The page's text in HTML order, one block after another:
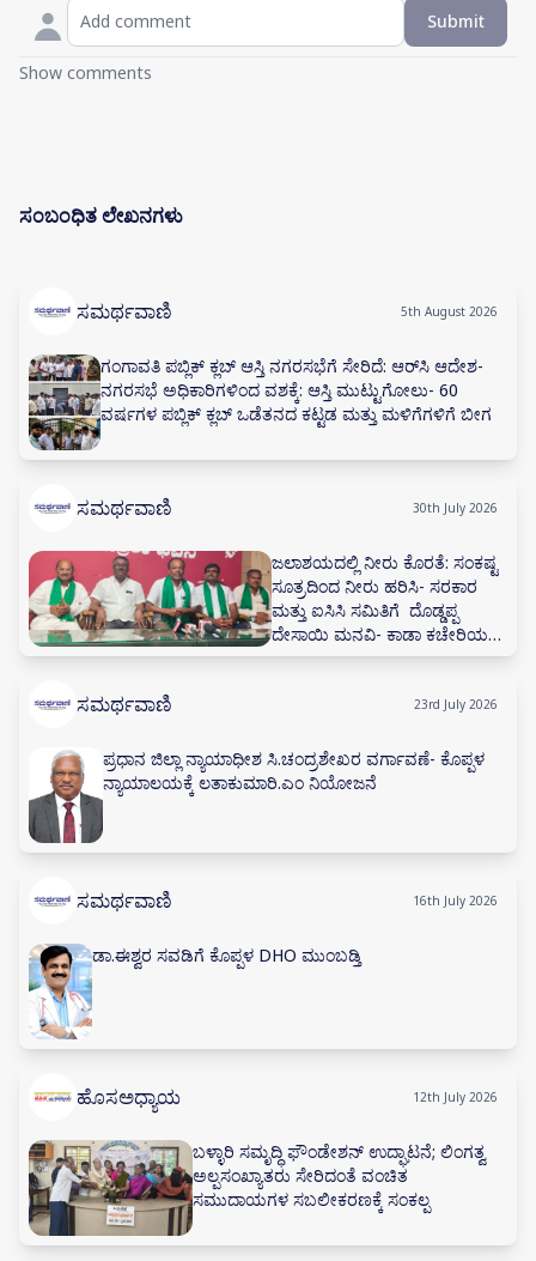
Submit
Show comments
ಸಂಬಂಧಿತ ಲೇಖನಗಳು
ಸಮರ್ಥವಾಣಿ 5th August 2026
ಗಂಗಾವತಿ ಪಬ್ಲಿಕ್ ಕ್ಲಬ್ ಆಸ್ತಿ ನಗರಸಭೆಗೆ ಸೇರಿದೆ: ಆರ್‌ಸಿ ಆದೇಶ-
ನಗರಸಭೆ ಅಧಿಕಾರಿಗಳಿಂದ ವಶಕ್ಕೆ: ಆಸ್ತಿ ಮುಟ್ಟುಗೋಲು- 60
ವರ್ಷಗಳ ಪಬ್ಲಿಕ್ ಕ್ಲಬ್ ಒಡೆತನದ ಕಟ್ಟಡ ಮತ್ತು ಮಳಿಗೆಗಳಿಗೆ ಬೀಗ
ಸಮರ್ಥವಾಣಿ 30th July 2026
ಜಲಾಶಯದಲ್ಲಿ ನೀರು ಕೊರತೆ: ಸಂಕಷ್ಟ
ಸೂತ್ರದಿಂದ ನೀರು ಹರಿಸಿ- ಸರಕಾರ
ಮತ್ತು ಐಸಿಸಿ ಸಮಿತಿಗೆ ದೊಡ್ಡಪ್ಪ
ದೇಸಾಯಿ ಮನವಿ- ಕಾಡಾ ಕಚೇರಿಯಲ್ಲಿ
ನೀರಾವರಿ ಸಲಹಾ ಸಮಿತಿ ಸಭೆ ನಡೆಸಲು
ಸಮರ್ಥವಾಣಿ 23rd July 2026
ಪ್ರಧಾನ ಜಿಲ್ಲಾ ನ್ಯಾಯಾಧೀಶ ಸಿ.ಚಂದ್ರಶೇಖರ ವರ್ಗಾವಣೆ- ಕೊಪ್ಪಳ
ನ್ಯಾಯಾಲಯಕ್ಕೆ ಲತಾಕುಮಾರಿ.ಎಂ ನಿಯೋಜನೆ
ಸಮರ್ಥವಾಣಿ 16th July 2026
ಡಾ.ಈಶ್ವರ ಸವಡಿಗೆ ಕೊಪ್ಪಳ DHO ಮುಂಬಡ್ತಿ
ಹೊಸಅಧ್ಯಾಯ 12th July 2026
ಬಳ್ಳಾರಿ ಸಮೃದ್ಧಿ ಫೌಂಡೇಶನ್ ಉದ್ಘಾಟನೆ; ಲಿಂಗತ್ವ
ಅಲ್ಪಸಂಖ್ಯಾತರು ಸೇರಿದಂತೆ ವಂಚಿತ
ಸಮುದಾಯಗಳ ಸಬಲೀಕರಣಕ್ಕೆ ಸಂಕಲ್ಪ